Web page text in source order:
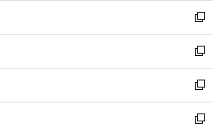
く
で
開
く
ド
ウ
で
開
く
ィ
ン
ド
ウ
で
開
く
し
い
ウ
ィ
ン
ド
ウ
で
新
し
い
ウ
ィ
ン
ド
新
し
い
ウ
ィ
新
し
い
新